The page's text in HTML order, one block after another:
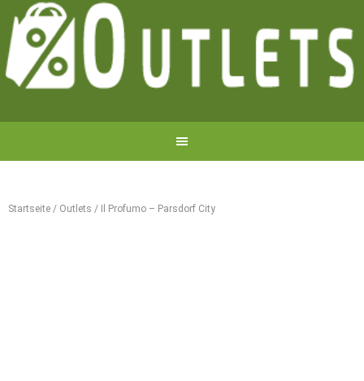
Startseite / Outlets / Il Profumo – Parsdorf City